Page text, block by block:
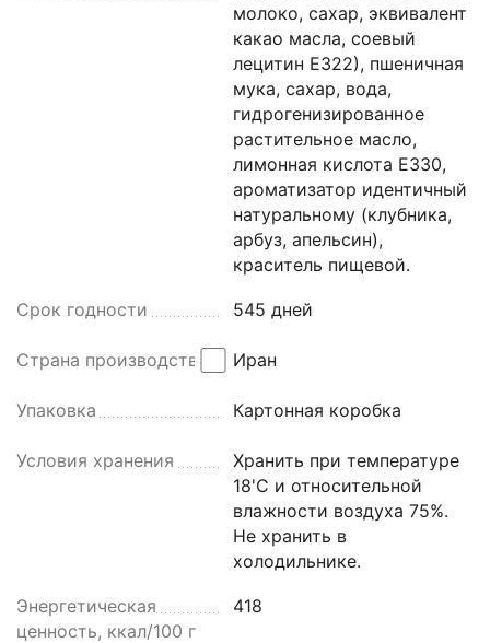
молоко, сахар, эквивалент
какао масла, соевый
лецитин Е322), пшеничная
мука, сахар, вода,
гидрогенизированное
растительное масло,
лимонная кислота Е330,
ароматизатор идентичный
натуральному (клубника,
арбуз, апельсин),
краситель пищевой.
Срок годности 545 дней
Страна производства Иран
Упаковка Картонная коробка
Условия хранения
Хранить при температуре
18'С и относительной
влажности воздуха 75%.
Не хранить в
холодильнике.
Энергетическая
ценность, ккал/100 г
418